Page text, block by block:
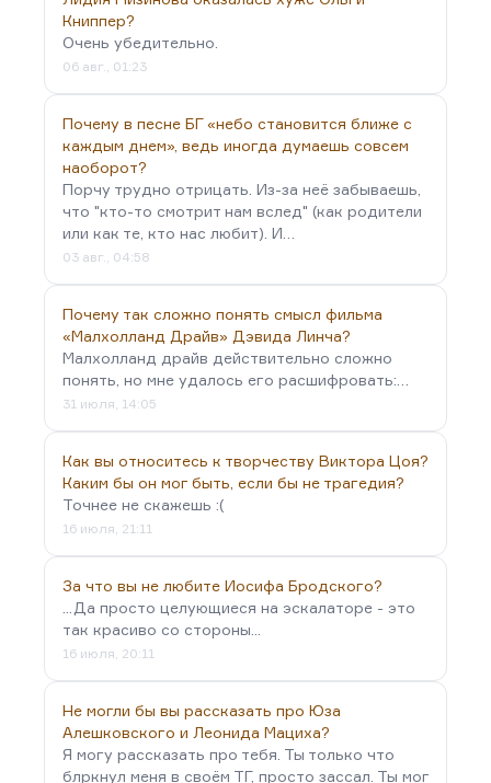
Маяковского — приходить к кому-либо и
знакомиться. Наоборот, когда к нему пришёл
знакомиться Чуковский — самый знаменитый
литературный критик России в это время — и
начал ему объяснять, как тот хорошо пишет,…
Книппер?
Очень убедительно.
06 авг., 01:23
Почему в песне БГ «небо становится ближе с
каждым днем», ведь иногда думаешь совсем
наоборот?
Порчу трудно отрицать. Из-за неё забываешь,
что "кто-то смотрит нам вслед" (как родители
или как те, кто нас любит). И…
03 авг., 04:58
Почему так сложно понять смысл фильма
«Малхолланд Драйв» Дэвида Линча?
Малхолланд драйв действительно сложно
понять, но мне удалось его расшифровать:…
31 июля, 14:05
Как вы относитесь к творчеству Виктора Цоя?
Каким бы он мог быть, если бы не трагедия?
Точнее не скажешь :(
16 июля, 21:11
За что вы не любите Иосифа Бродского?
...Да просто целующиеся на эскалаторе - это
так красиво со стороны...
16 июля, 20:11
Не могли бы вы рассказать про Юза
Алешковского и Леонида Мациха?
Я могу рассказать про тебя. Ты только что
блркнул меня в своём ТГ, просто зассал. Ты мог